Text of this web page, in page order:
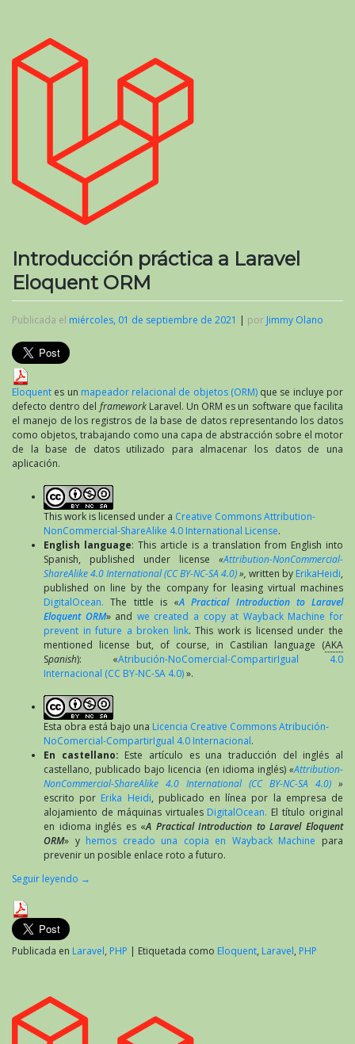
Introducción práctica a Laravel
Eloquent ORM
Publicada el miércoles, 01 de septiembre de 2021 | por Jimmy Olano
Eloquent es un mapeador relacional de objetos (ORM)que se incluye por
defecto dentro del frameworkLaravel. Un ORM es un software que facilita
el manejo de los registros de la base de datos representando los datos
como objetos, trabajando como una capa de abstracción sobre el motor
de la base de datos utilizado para almacenar los datos de una
aplicación.
This work is licensed under a Creative Commons Attribution-
NonCommercial-ShareAlike 4.0 International License.
English language: This article is a translation from English into
Spanish, published under license «Attribution-NonCommercial-
ShareAlike 4.0 International (CC BY-NC-SA 4.0)», written by ErikaHeidi,
published on line by the company for leasing virtual machines
DigitalOcean. The tittle is «A Practical Introduction to Laravel
Eloquent ORM» and we created a copy at Wayback Machine for
prevent in future a broken link. This work is licensed under the
mentioned license but, of course, in Castilian language (AKA
Spanish): «Atribución-NoComercial-CompartirIgual 4.0
Internacional (CC BY-NC-SA 4.0)».
Esta obra está bajo una Licencia Creative Commons Atribución-
NoComercial-CompartirIgual 4.0 Internacional.
En castellano: Este artículo es una traducción del inglés al
castellano, publicado bajo licencia (en idioma inglés) «Attribution-
NonCommercial-ShareAlike 4.0 International (CC BY-NC-SA 4.0) »
escrito por Erika Heidi, publicado en línea por la empresa de
alojamiento de máquinas virtuales DigitalOcean. El título original
en idioma inglés es «A Practical Introduction to Laravel Eloquent
ORM» y hemos creado una copia en Wayback Machine para
prevenir un posible enlace roto a futuro.
Seguir leyendo →
Publicada en Laravel, PHP | Etiquetada como Eloquent, Laravel, PHP